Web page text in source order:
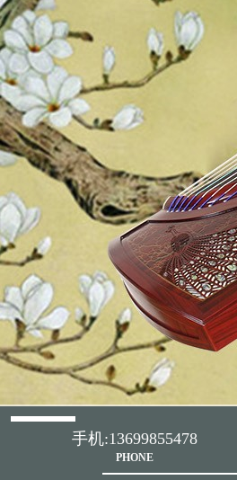
手机:13699855478
PHONE